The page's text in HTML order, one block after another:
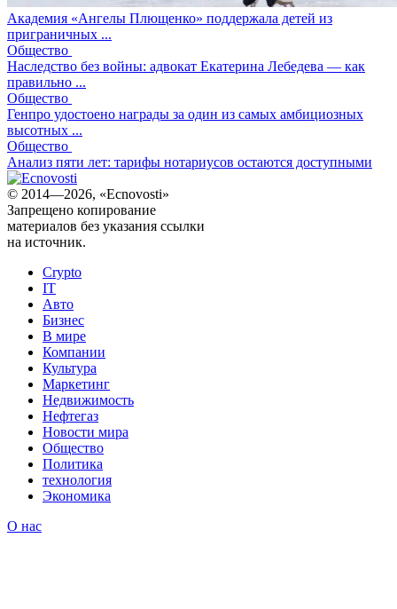
Академия «Ангелы Плющенко» поддержала детей из
приграничных ...
Общество
Наследство без войны: адвокат Екатерина Лебедева — как
правильно ...
Общество
Генпро удостоено награды за один из самых амбициозных
высотных ...
Общество
Анализ пяти лет: тарифы нотариусов остаются доступными
© 2014—2026, «Ecnovosti»
Запрещено копирование
материалов без указания ссылки
на источник.
Crypto
IT
Авто
Бизнес
В мире
Компании
Культура
Маркетинг
Недвижимость
Нефтегаз
Новости мира
Общество
Политика
технология
Экономика
О нас